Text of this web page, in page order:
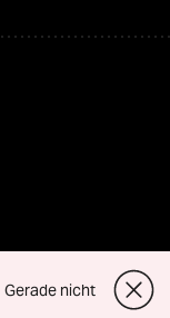
Gerade nicht